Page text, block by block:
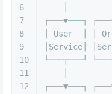
6
7
8
9
10
11
12
┌───▼───┐
│ User  │ │
│Service│
└───┬───┘
┌───▼───┐